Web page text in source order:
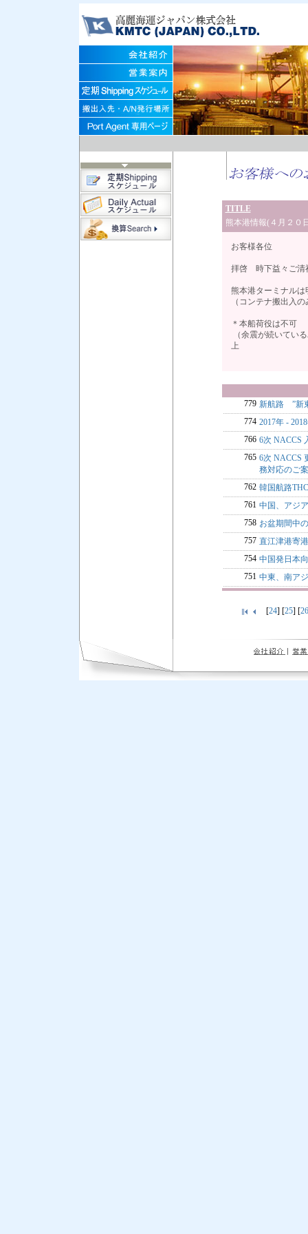
TITLE
熊本港情報(４月２０
お客様各位
拝啓 時下益々ご清
熊本港ターミナル
（コンテナ搬出入
＊本船荷役は不可
（余震が続いてい
上
779 新航路 ”新
774 2017年 -
766 6次 NACCS
765 6次 NACCS
務対応のご
762 韓国航路
761 中国、アジ
758 お盆期間中
757 直江津港寄
754 中国発日本
751 中東、南ア
[24] [25] [26